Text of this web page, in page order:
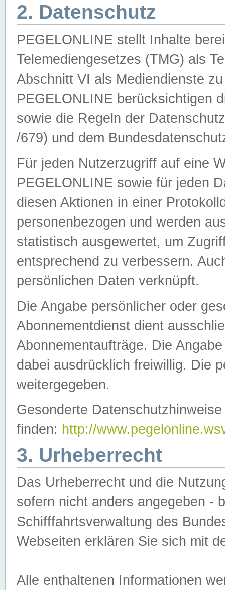
2. Datenschutz
PEGELONLINE stellt Inhalte
Telemediengesetzes (TMG) als
Abschnitt VI als Mediendienste
PEGELONLINE berücksichtigen
sowie die Regeln der
/679) und dem
Für jeden Nutzerzugriff auf eine
PEGELONLINE sowie für jeden
diesen Aktionen in einer
personenbezogen und werden
statistisch ausgewertet, um
entsprechend zu verbessern.
persönlichen Daten verknüpft.
Die Angabe persönlicher oder
Abonnementdienst dient
Abonnementaufträge. Die
dabei ausdrücklich freiwillig. Die
weitergegeben.
Gesonderte
finden: http://
3. Urheberrecht
Das Urheberrecht und die
sofern nicht anders angegeben -
Schifffahrtsverwaltung des
Webseiten erklären Sie sich mit
Alle enthaltenen Informationen